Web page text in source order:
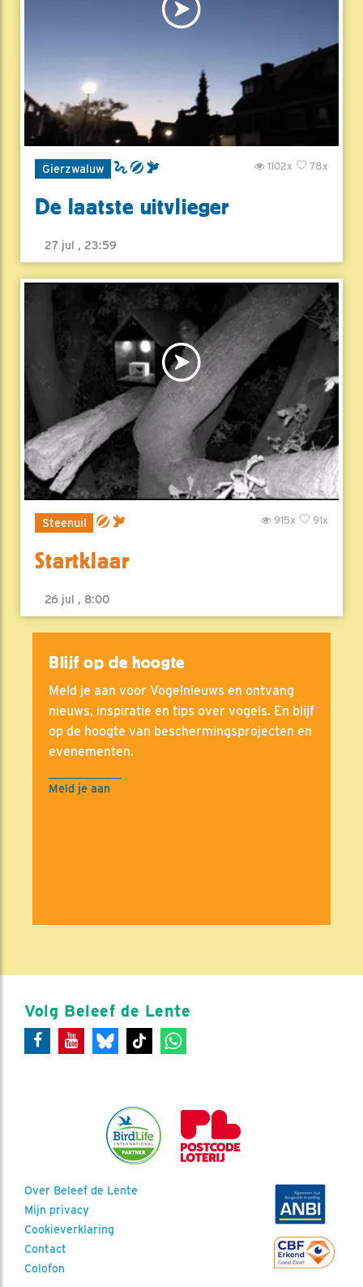
Gierzwaluw 78x
1102x
De laatste uitvlieger
27 jul , 23:59
Steenuil 91x
915x
Startklaar
26 jul , 8:00
Blijf op de hoogte
Meld je aan voor Vogelnieuws en ontvang
nieuws, inspiratie en tips over vogels. En blijf
op de hoogte van beschermingsprojecten en
evenementen.
Meld je aan
Volg Beleef de Lente
Over Beleef de Lente
Mijn privacy
Cookieverklaring
Contact
Colofon